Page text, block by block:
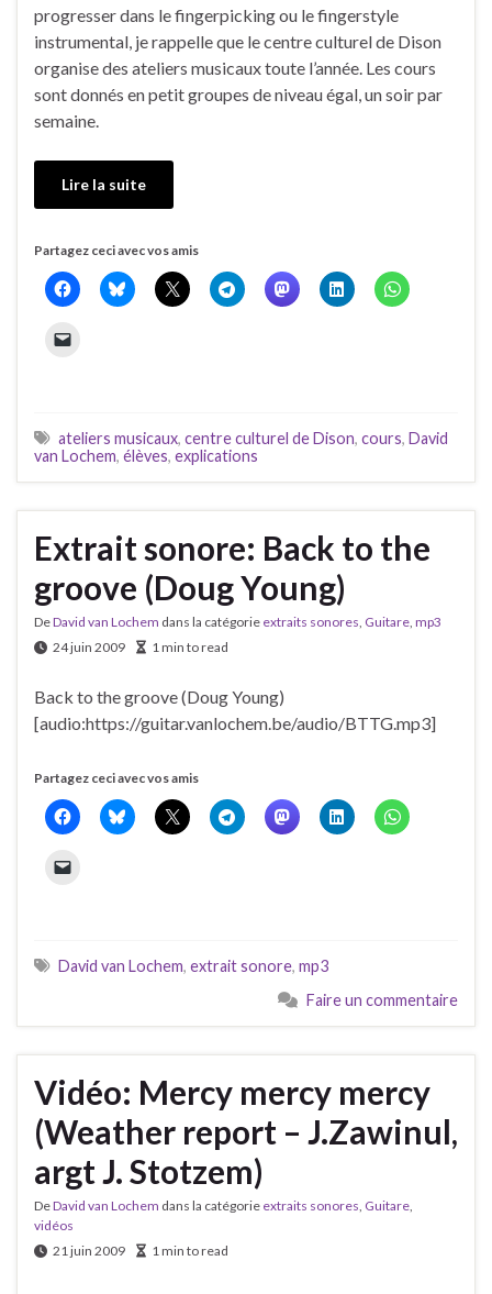
progresser dans le fingerpicking ou le fingerstyle
instrumental, je rappelle que le centre culturel de Dison
organise des ateliers musicaux toute l’année. Les cours
sont donnés en petit groupes de niveau égal, un soir par
semaine.
Lire la suite
Partagez ceci avec vos amis
ateliers musicaux, centre culturel de Dison, cours, David
van Lochem, élèves, explications
Extrait sonore: Back to the
groove (Doug Young)
DeDavid van Lochem dans la catégorie extraits sonores Guitare mp3
24 juin 2009
1 min to read
Back to the groove (Doug Young)
[audio:https://guitar.vanlochem.be/audio/BTTG.mp3]
Partagez ceci avec vos amis
David van Lochem, extrait sonore, mp3
Faire un commentaire
Vidéo: Mercy mercy mercy
(Weather report – J.Zawinul,
argt J. Stotzem)
DeDavid van Lochem dans la catégorie extraits sonores Guitare
vidéos
21 juin 2009
1 min to read